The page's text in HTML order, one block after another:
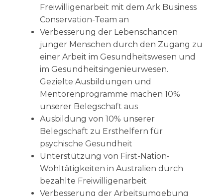
Freiwilligenarbeit mit dem Ark Business
Conservation-Team an
Verbesserung der Lebenschancen
junger Menschen durch den Zugang zu
einer Arbeit im Gesundheitswesen und
im Gesundheitsingenieurwesen.
Gezielte Ausbildungen und
Mentorenprogramme machen 10%
unserer Belegschaft aus
Ausbildung von 10% unserer
Belegschaft zu Ersthelfern für
psychische Gesundheit
Unterstützung von First-Nation-
Wohltätigkeiten in Australien durch
bezahlte Freiwilligenarbeit
Verbesserung der Arbeitsumgebung